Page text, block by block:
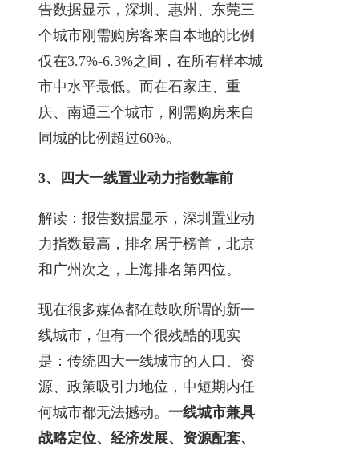
告数据显示，深圳、惠州、东莞三
个城市刚需购房客来自本地的比例
仅在3.7%-6.3%之间，在所有样本城
市中水平最低。而在石家庄、重
庆、南通三个城市，刚需购房来自
同城的比例超过60%。
3、四大一线置业动力指数靠前
解读：报告数据显示，深圳置业动
力指数最高，排名居于榜首，北京
和广州次之，上海排名第四位。
现在很多媒体都在鼓吹所谓的新一
线城市，但有一个很残酷的现实
是：传统四大一线城市的人口、资
源、政策吸引力地位，中短期内任
何城市都无法撼动。 一线城市兼具
战略定位、经济发展、资源配套、